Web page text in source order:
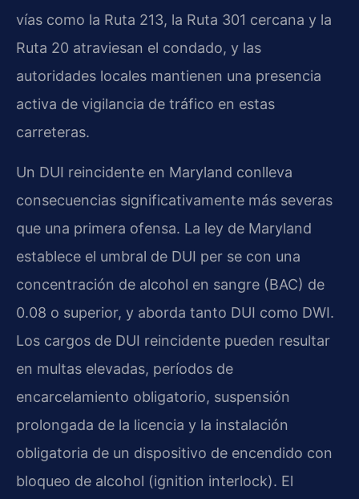
vías como la Ruta 213, la Ruta 301 cercana y la
Ruta 20 atraviesan el condado, y las
autoridades locales mantienen una presencia
activa de vigilancia de tráfico en estas
carreteras.
Un DUI reincidente en Maryland conlleva
consecuencias significativamente más severas
que una primera ofensa. La ley de Maryland
establece el umbral de DUI per se con una
concentración de alcohol en sangre (BAC) de
0.08 o superior, y aborda tanto DUI como DWI.
Los cargos de DUI reincidente pueden resultar
en multas elevadas, períodos de
encarcelamiento obligatorio, suspensión
prolongada de la licencia y la instalación
obligatoria de un dispositivo de encendido con
bloqueo de alcohol (ignition interlock). El